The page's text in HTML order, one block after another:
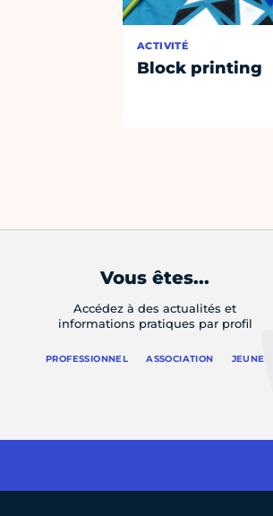
ACTIVITÉ
Block printing
Vous êtes...
Accédez à des actualités et
informations pratiques par profil
PROFESSIONNEL ASSOCIATION JEUNE